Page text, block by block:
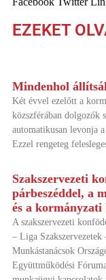
EZEKET
Mindenhol
Két évvel ezelőtt a
közszférában dolgozók
automatikusan levonja
Ezzel rengeteg
Szakszervezeti
párbeszéddel, a
és a
A szakszervezeti
– Liga Szakszervezetek
Munkástanácsok
Együttműködési